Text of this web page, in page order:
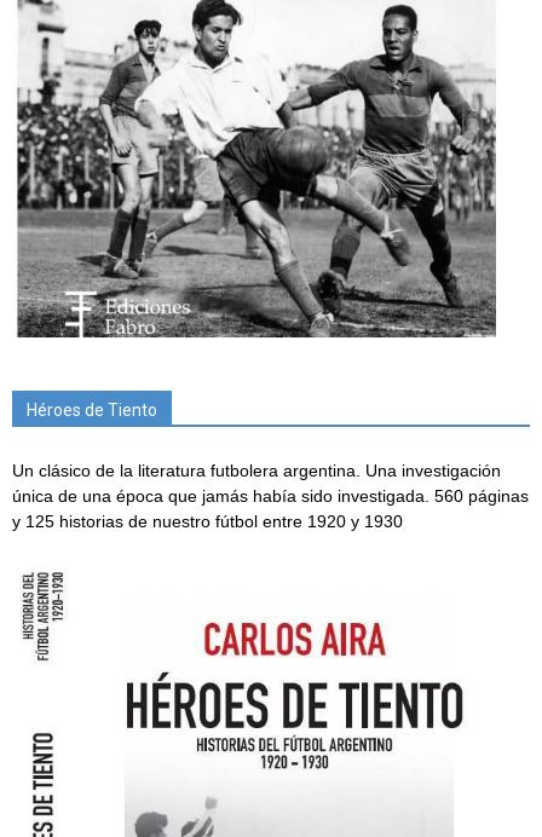
Héroes de Tiento
Un clásico de la literatura futbolera argentina. Una investigación
única de una época que jamás había sido investigada. 560 páginas
y 125 historias de nuestro fútbol entre 1920 y 1930